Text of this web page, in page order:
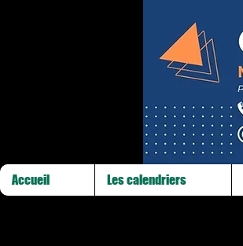
Accueil Les calendriers